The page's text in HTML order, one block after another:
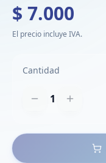
$ 7.000
El precio incluye IVA.
Cantidad
1